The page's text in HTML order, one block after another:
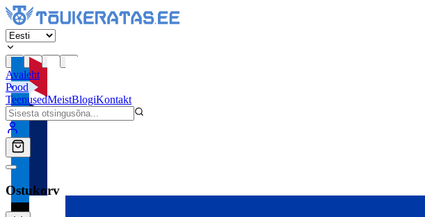
Avaleht
Pood
TeenusedMeistBlogiKontakt
Ostukorv